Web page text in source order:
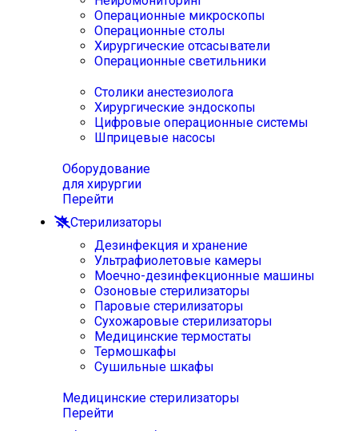
Операционные микроскопы
Операционные столы
Хирургические отсасыватели
Операционные светильники
Столики анестезиолога
Хирургические эндоскопы
Цифровые операционные системы
Шприцевые насосы
Оборудование
для хирургии
Перейти
Стерилизаторы
Дезинфекция и хранение
Ультрафиолетовые камеры
Моечно-дезинфекционные машины
Озоновые стерилизаторы
Паровые стерилизаторы
Сухожаровые стерилизаторы
Медицинские термостаты
Термошкафы
Сушильные шкафы
Медицинские стерилизаторы
Перейти